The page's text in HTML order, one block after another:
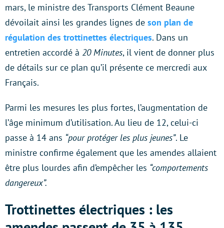
mars, le ministre des Transports Clément Beaune
dévoilait ainsi les grandes lignes de son plan de
régulation des trottinettes électriques. Dans un
entretien accordé à 20 Minutes, il vient de donner plus
de détails sur ce plan qu’il présente ce mercredi aux
Français.
Parmi les mesures les plus fortes, l’augmentation de
l’âge minimum d’utilisation. Au lieu de 12, celui-ci
passe à 14 ans “pour protéger les plus jeunes”. Le
ministre confirme également que les amendes allaient
être plus lourdes afin d’empêcher les “comportements
dangereux”.
Trottinettes électriques : les